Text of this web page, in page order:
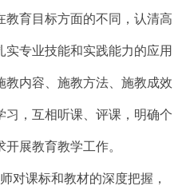
育目标方面的不同，认清高
专业技能和实践能力的应用
内容、施教方法、施教成效
，互相听课、评课，明确个
展教育教学工作。
课标和教材的深度把握，